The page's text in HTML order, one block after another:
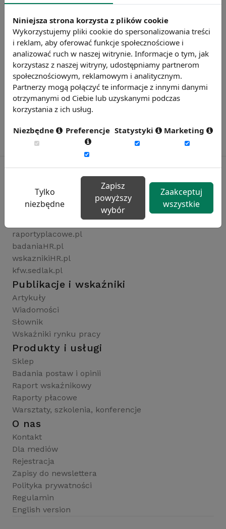
Zobacz więcej wiadomości
Rynekpracy.pl
sedlak.pl
raportyplacowe.pl
badaniaHR.pl
wskaznikiHR.pl
kfw.sedlak.pl
Publikacje i wskaźniki
Artykuły
Wiadomości
Słownik
Wskaźniki rynku pracy
Produkty i usługi
Sklep
Badania postaw i opinii
Raport wskaźnikowy
Raporty płacowe
Warsztaty, szkolenia, konferencje
O nas
Kontakt
Dla mediów
Rejestracja
Zapisy do newslettera
Polityka prywatności
Regulamin
English version
Niniejsza strona korzysta z plików cookie
Wykorzystujemy pliki cookie do spersonalizowania treści
i reklam, aby oferować funkcje społecznościowe i
analizować ruch w naszej witrynie. Informacje o tym, jak
korzystasz z naszej witryny, udostępniamy partnerom
społecznościowym, reklamowym i analitycznym.
Partnerzy mogą połączyć te informacje z innymi danymi
otrzymanymi od Ciebie lub uzyskanymi podczas
korzystania z ich usług.
Niezbędne Preferencje Statystyki Marketing
Tylko
niezbędne
Zapisz
powyższy
wybór
Zaakceptuj
wszystkie